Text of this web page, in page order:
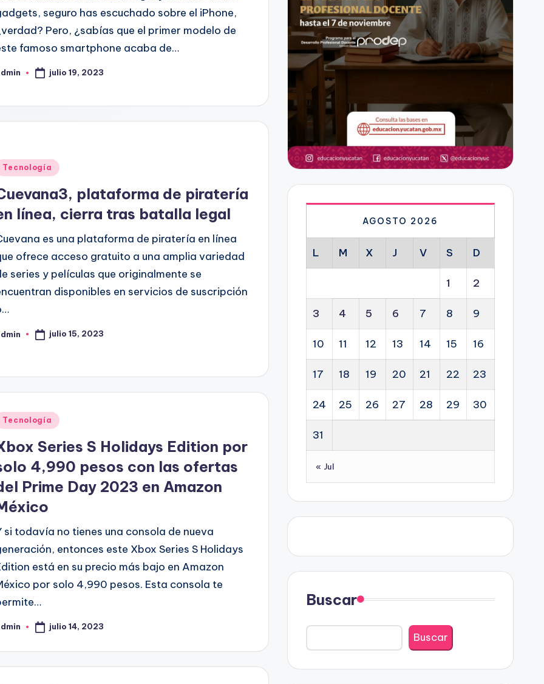
seguro has escuchado sobre el iPhone,
Pero, ¿sabías que el primer modelo de
famoso smartphone acaba de…
julio 19, 2023
Tecnología
plataforma de piratería
línea, cierra tras batalla legal
es una plataforma de piratería en línea
ofrece acceso gratuito a una amplia variedad
series y películas que originalmente se
disponibles en servicios de suscripción
julio 15, 2023
Tecnología
Series S Holidays Edition por
4,990 pesos con las ofertas
Prime Day 2023 en Amazon
si todavía no tienes una consola de nueva
entonces este Xbox Series S Holidays
está en su precio más bajo en Amazon
por solo 4,990 pesos. Esta consola te
julio 14, 2023
AGOSTO 2026
L M X J V S D
1 2
3 4 5 6 7 8 9
10 11 12 13 14 15 16
17 18 19 20 21 22 23
24 25 26 27 28 29 30
31
« Jul
Buscar
Buscar